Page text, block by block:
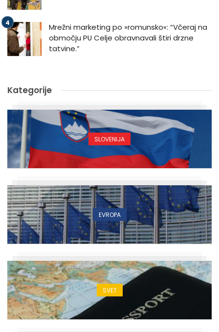
Mrežni marketing po »romunsko«: “Včeraj na
območju PU Celje obravnavali štiri drzne
tatvine.”
Kategorije
SLOVENIJA
EVROPA
SVET